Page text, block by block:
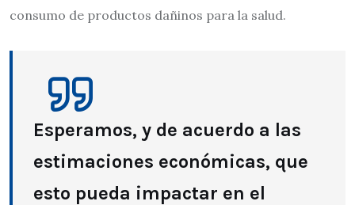
consumo de productos dañinos para la salud.
Esperamos, y de acuerdo a las
estimaciones económicas, que
esto pueda impactar en el